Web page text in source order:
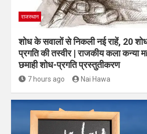
राजस्थान
शोध के सवालों से निकली नई राहें, 20
प्रगति की तस्वीर | राजकीय कला कन्या
छमाही शोध-प्रगति प्रस्तुतीकरण
7 hours ago Nai Hawa